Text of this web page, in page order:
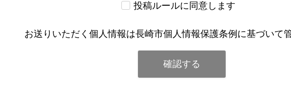
投稿ルールに同意します
お送りいただく個人情報は長崎市個人情報保護条例に基づいて
確認する